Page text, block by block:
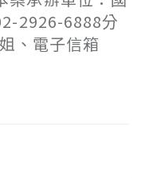
2926-6888分
、電子信箱